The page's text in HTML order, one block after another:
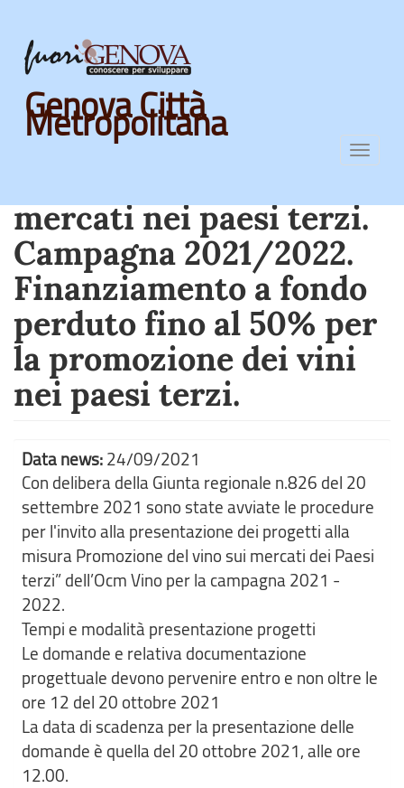
Skip
main
content
Genova Città
Metropolitana
OCM Vino. Misura
mercati nei paesi terzi.
Campagna 2021/2022.
Finanziamento a fondo
perduto fino al 50% per
la promozione dei vini
nei paesi terzi.
Data news:24/09/2021
Con delibera della Giunta regionale n.826 del 20
settembre 2021 sono state avviate le procedure
per l'invito alla presentazione dei progetti alla
misura Promozione del vino sui mercati dei Paesi
terzi” dell’Ocm Vino per la campagna 2021 -
2022.
Tempi e modalità presentazione progetti
Le domande e relativa documentazione
progettuale devono pervenire entro e non oltre le
ore 12 del 20 ottobre 2021
La data di scadenza per la presentazione delle
domande è quella del 20 ottobre 2021, alle ore
12.00.